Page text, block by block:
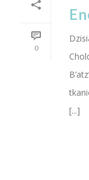
0
[...]